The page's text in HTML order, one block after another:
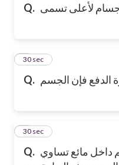
Q. لأعلى تسمى
Q. الدفع فإن الجسم
2
30 sec
Q. داخل مائع تساوي
3
30 sec